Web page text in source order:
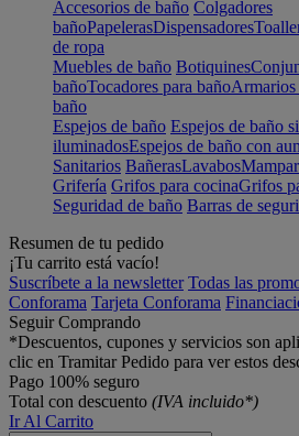
Accesorios de baño Colgadores
bañoPapelerasDispensadores
de ropa
Muebles de baño Botiquines
bañoTocadores para bañoArmarios
baño
Espejos de baño Espejos de baño
iluminadosEspejos de baño con
Sanitarios BañerasLavabos
Grifería Grifos para cocinaGrifos
Seguridad de baño Barras de
Resumen de tu pedido
¡Tu carrito está vacío!
Suscríbete a la newsletter Todas las
Conforama Tarjeta Conforama
Seguir Comprando
*Descuentos, cupones y servicios son
clic en Tramitar Pedido para ver estos
Pago 100% seguro
Total con descuento (IVA incluido*)
Ir Al Carrito